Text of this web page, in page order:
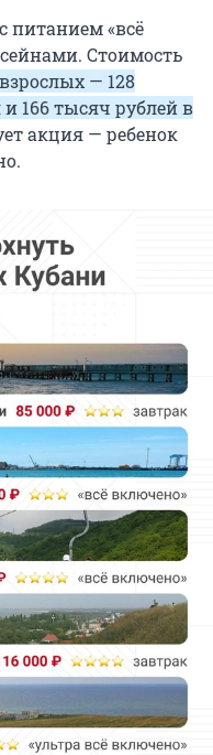
питанием «всё
Стоимость
— 128
166 тысяч рублей в
акция — ребенок